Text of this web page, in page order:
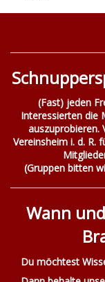
(Fast) jeden
Interessierten die
auszuprobieren.
Vereinsheim i. d. R.
(Gruppen bitten
Wann
Du möchtest